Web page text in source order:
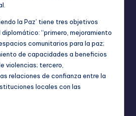
la Paz’ tiene tres objetivos
“primero, mejoramiento
comunitarios para la paz;
de capacidades a beneficios
violencias; tercero,
relaciones de confianza entre la
locales con las